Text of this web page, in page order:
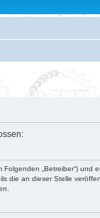
„Betreiber“)
die an dieser Stelle